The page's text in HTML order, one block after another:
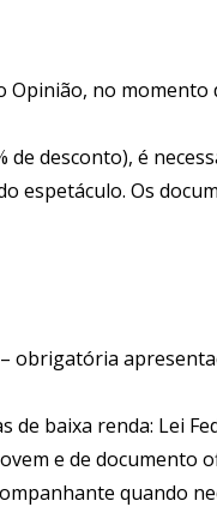
no momento
desconto), é
espetáculo. Os
obrigatória
de baixa renda: Lei
e de documento
quando